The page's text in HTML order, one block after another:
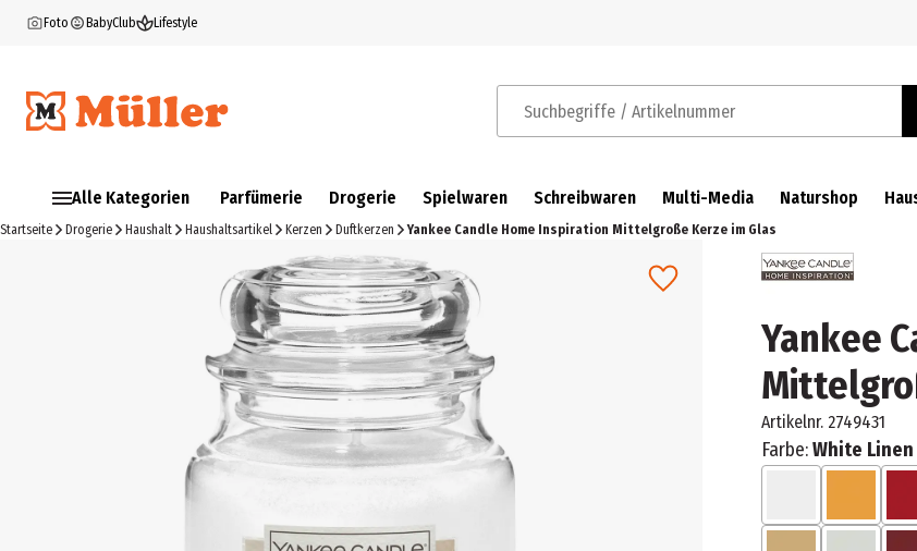
Foto BabyClub Lifestyle
Suchbegriffe / Artikelnummer
Alle Kategorien Parfümerie Drogerie Spielwaren Schreibwaren Multi-Media Naturshop
Startseite Drogerie Haushalt Haushaltsartikel Kerzen Duftkerzen Yankee Candle Home Inspiration Mittelgroße Kerze im Glas
Yankee
Artikelnr. 2749431
Farbe:White Linen